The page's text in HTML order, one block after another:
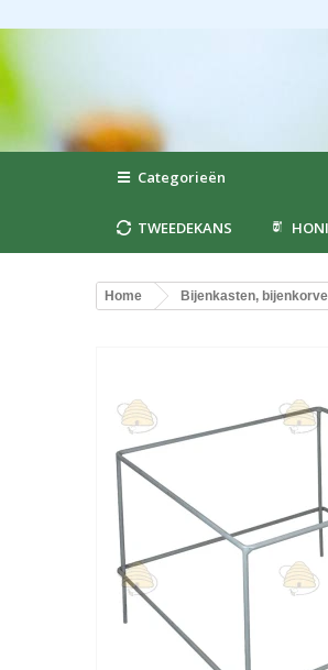
Categorieën
TWEEDEKANS
Home Bijenkasten,